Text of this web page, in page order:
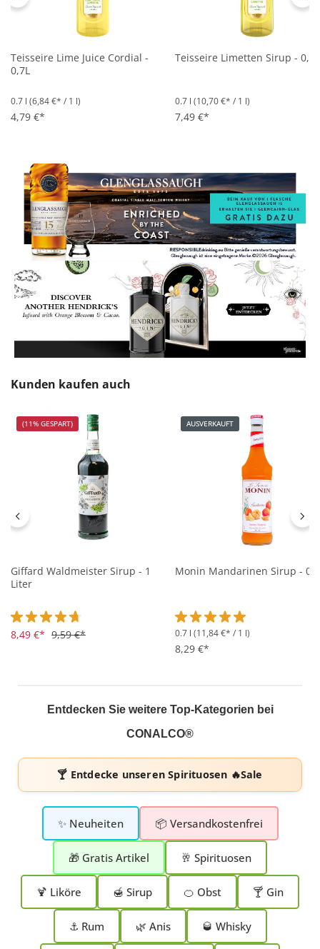
Teisseire Lime Juice Cordial -
0,7L
0.7 l (6,84 €* / 1 l)
4,79 €*
Teisseire Limetten Sirup - 0,7L
0.7 l (10,70 €* / 1 l)
7,49 €*
Produktgalerie überspringen
Kunden kaufen auch
(11% GESPART)
Giffard Waldmeister Sirup - 1
Liter
Durchschnittliche Bewertung von 4.7 von 5 Sternen
8,49 €* 9,59 €*
AUSVERKAUFT
Monin Mandarinen Sirup -
Durchschnittliche
0.7 l (11,84 €* / 1 l)
8,29 €*
Entdecken Sie weitere Top-Kategorien bei
CONALCO®
🍸 Entdecke unserenSpirituosen 🔥Sale
✨ Neuheiten 📦 Versandkostenfrei
🎁 Gratis Artikel 🥂 Spirituosen
🍹 Liköre 🍯 Sirup 🍊 Obst 🍸 Gin
⚓ Rum 🌿 Anis 🥃 Whisky